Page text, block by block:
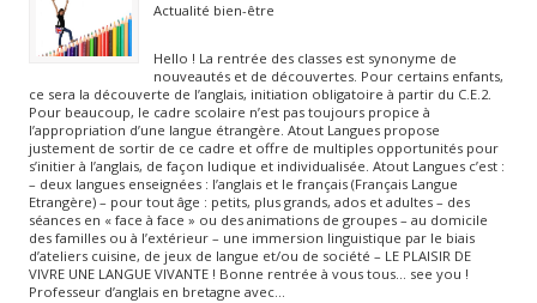
Actualité bien-être
Hello ! La rentrée des classes est synonyme de
nouveautés et de découvertes. Pour certains enfants,
ce sera la découverte de l’anglais, initiation obligatoire à partir du C.E.2.
Pour beaucoup, le cadre scolaire n’est pas toujours propice à
l’appropriation d’une langue étrangère. Atout Langues propose
justement de sortir de ce cadre et offre de multiples opportunités pour
s’initier à l’anglais, de façon ludique et individualisée. Atout Langues c’est :
– deux langues enseignées : l’anglais et le français (Français Langue
Etrangère) – pour tout âge : petits, plus grands, ados et adultes – des
séances en « face à face » ou des animations de groupes – au domicile
des familles ou à l’extérieur – une immersion linguistique par le biais
d’ateliers cuisine, de jeux de langue et/ou de société – LE PLAISIR DE
VIVRE UNE LANGUE VIVANTE ! Bonne rentrée à vous tous… see you !
Professeur d’anglais en bretagne avec…